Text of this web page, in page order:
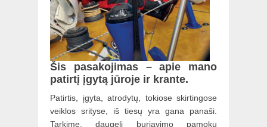
Šis pasakojimas – apie mano
patirtį įgytą jūroje ir krante.
Patirtis, įgyta, atrodytų, tokiose skirtingose
veiklos srityse, iš tiesų yra gana panaši.
Tarkime, daugelį buriavimo pamokų